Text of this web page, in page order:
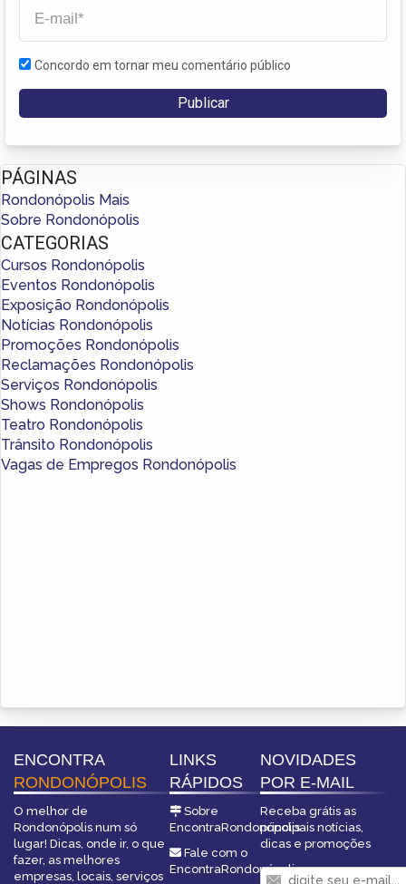
Concordo em tornar meu comentário público
PÁGINAS
Rondonópolis Mais
Sobre Rondonópolis
CATEGORIAS
Cursos Rondonópolis
Eventos Rondonópolis
Exposição Rondonópolis
Notícias Rondonópolis
Promoções Rondonópolis
Reclamações Rondonópolis
Serviços Rondonópolis
Shows Rondonópolis
Teatro Rondonópolis
Trânsito Rondonópolis
Vagas de Empregos Rondonópolis
ENCONTRA
RONDONÓPOLIS
O melhor de
Rondonópolis num só
lugar! Dicas, onde ir, o que
fazer, as melhores
empresas, locais, serviços
LINKS
RÁPIDOS
Sobre
EncontraRondonópolis
Fale com o
EncontraRondonópolis
NOVIDADES
POR E-MAIL
Receba grátis as
principais notícias,
dicas e promoções